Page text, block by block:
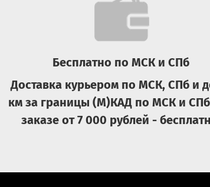
Бесплатно по МСК и СПб
Доставка курьером по МСК, СПб и
км за границы (М)КАД по МСК и
заказе от 7 000 рублей -